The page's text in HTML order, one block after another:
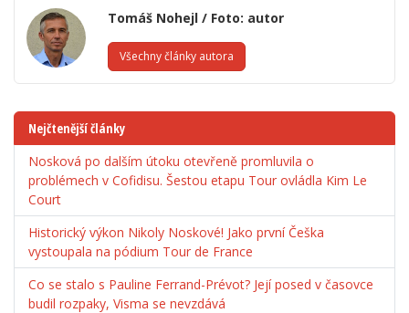
Tomáš Nohejl / Foto: autor
Všechny články autora
Nejčtenější články
Nosková po dalším útoku otevřeně promluvila o
problémech v Cofidisu. Šestou etapu Tour ovládla Kim Le
Court
Historický výkon Nikoly Noskové! Jako první Češka
vystoupala na pódium Tour de France
Co se stalo s Pauline Ferrand-Prévot? Její posed v časovce
budil rozpaky, Visma se nevzdává